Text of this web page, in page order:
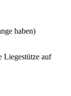
haben)
Liegestütze auf